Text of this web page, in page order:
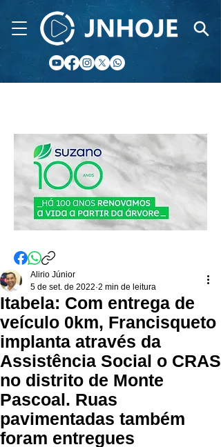
Itabela: Com entrega de
veículo 0km, Francisqueto
implanta através da
Assistência Social o CRAS
no distrito de Monte
Pascoal. Ruas
pavimentadas também
foram entregues
Alirio Júnior
5 de set. de 2022 2 min de leitura